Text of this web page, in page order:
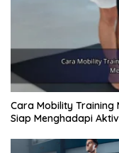
Cara Mobility Training
Siap Menghadapi